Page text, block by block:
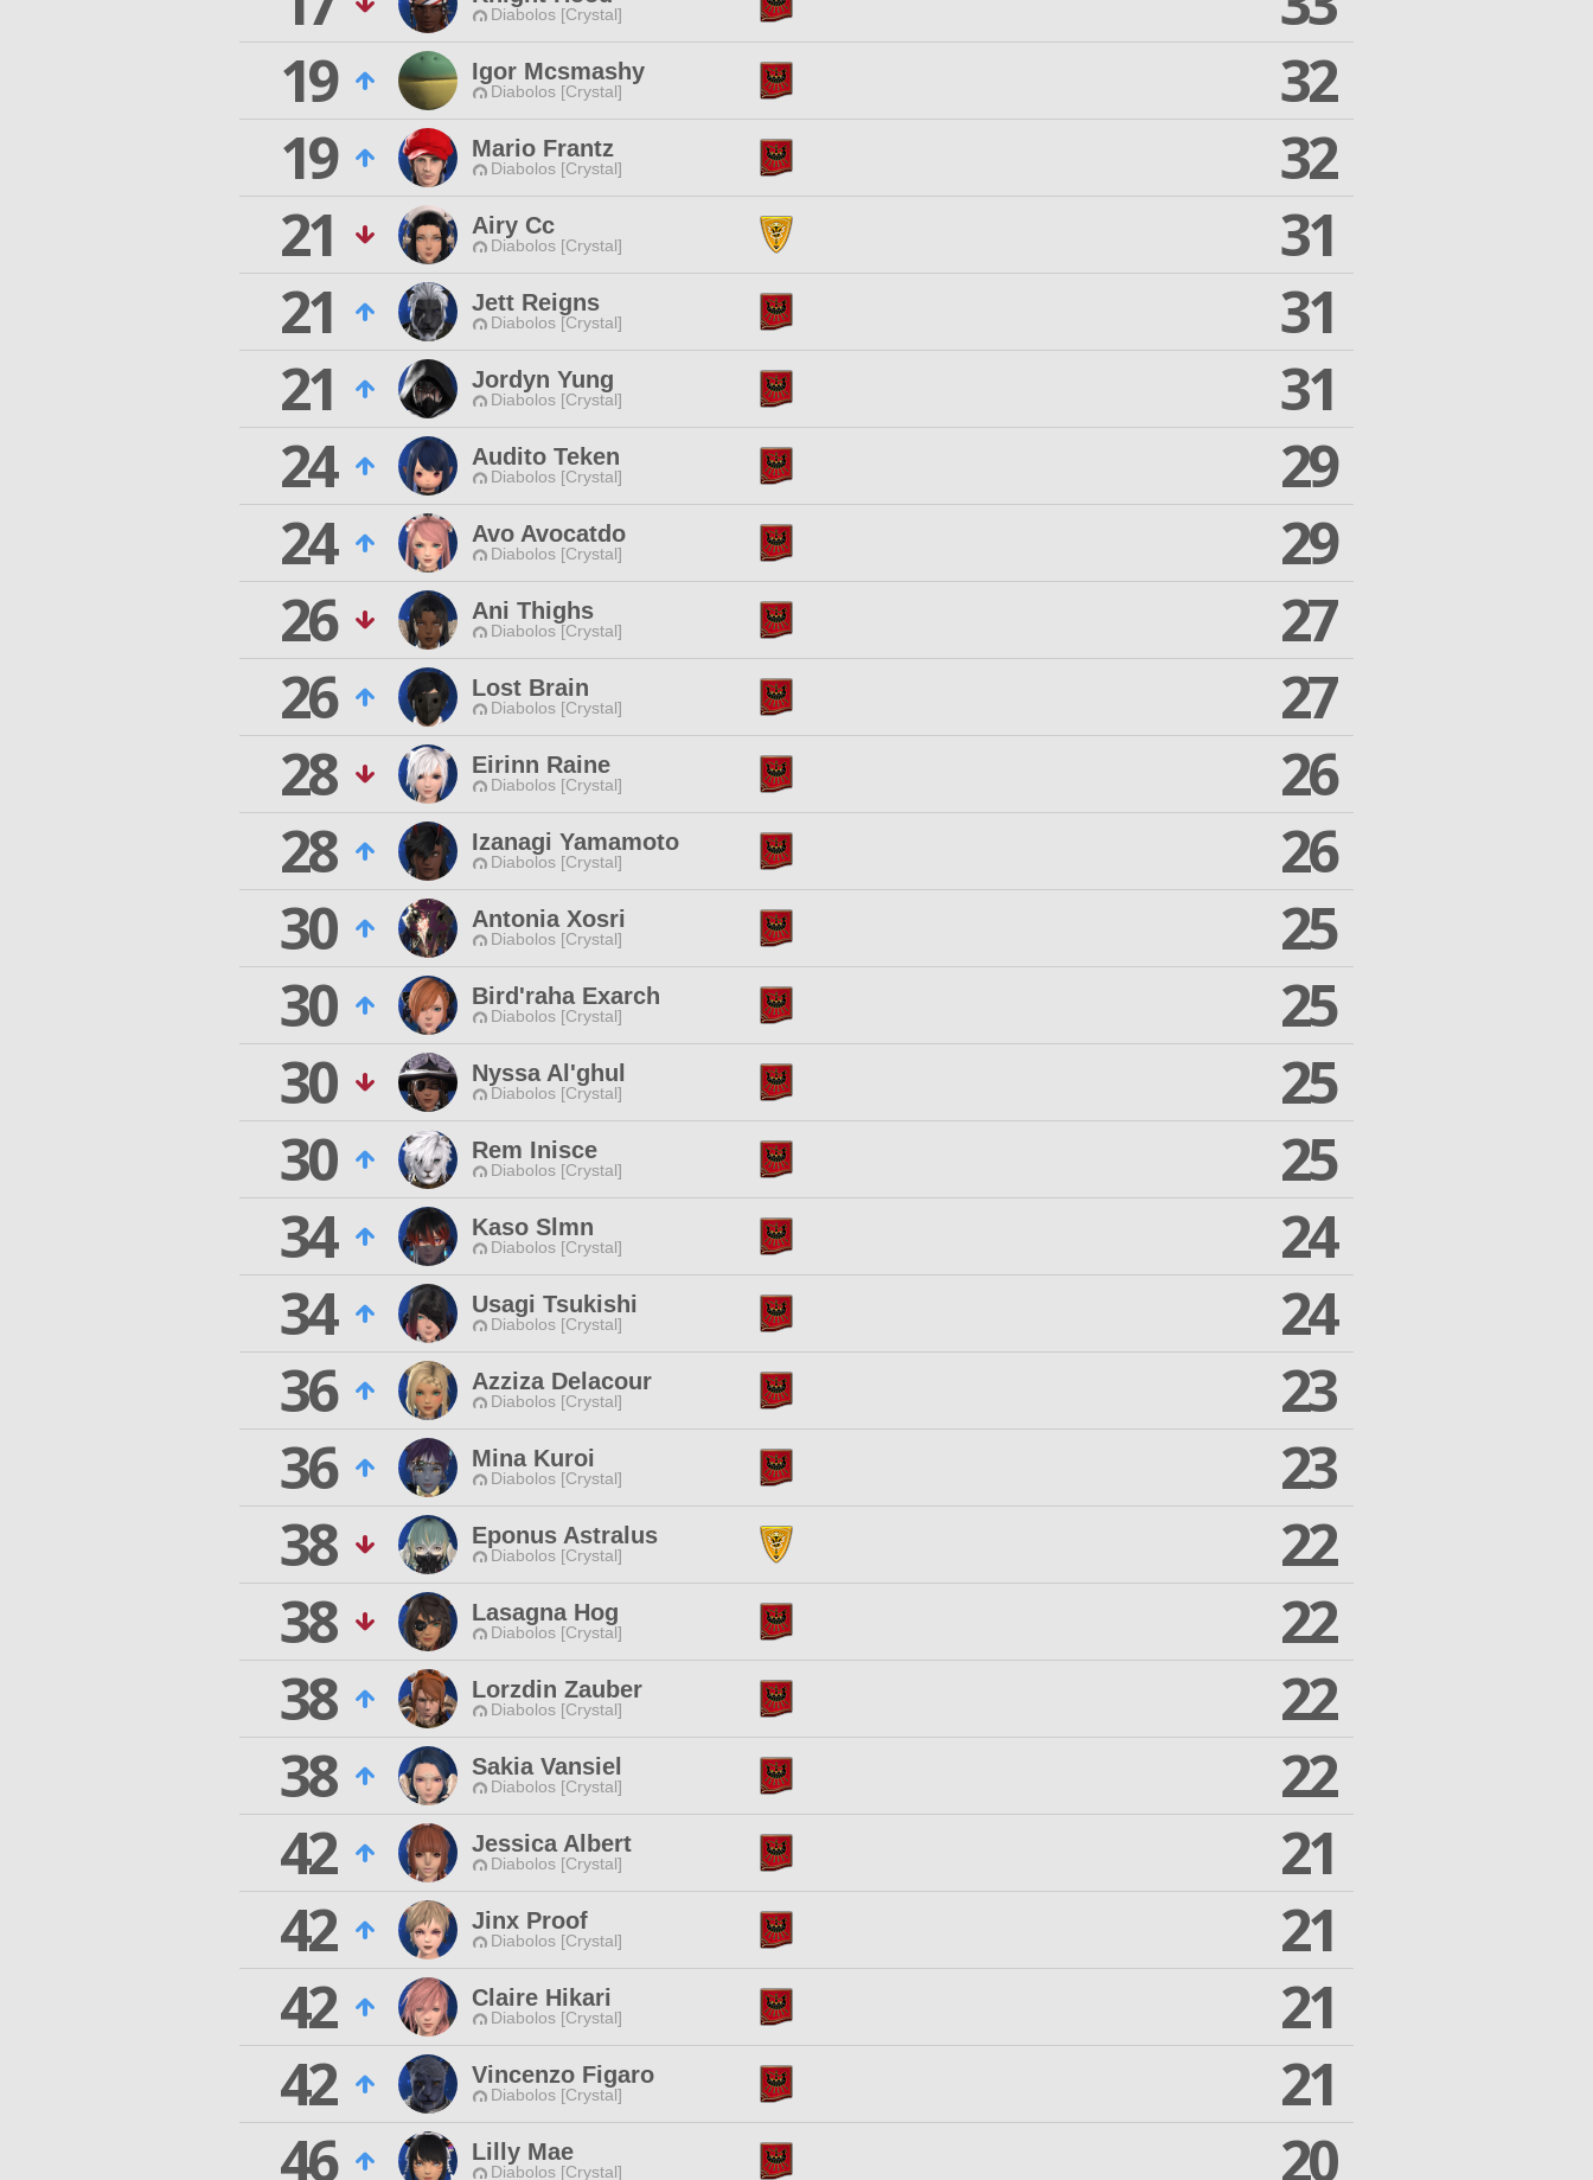
Diabolos [Crystal]
19
Igor Mcsmashy
Diabolos [Crystal]
32
19
Mario Frantz
Diabolos [Crystal]
32
21
Airy Cc
Diabolos [Crystal]
31
21
Jett Reigns
Diabolos [Crystal]
31
21
Jordyn Yung
Diabolos [Crystal]
31
24
Audito Teken
Diabolos [Crystal]
29
24
Avo Avocatdo
Diabolos [Crystal]
29
26
Ani Thighs
Diabolos [Crystal]
27
26
Lost Brain
Diabolos [Crystal]
27
28
Eirinn Raine
Diabolos [Crystal]
26
28
Izanagi Yamamoto
Diabolos [Crystal]
26
30
Antonia Xosri
Diabolos [Crystal]
25
30
Bird'raha Exarch
Diabolos [Crystal]
25
30
Nyssa Al'ghul
Diabolos [Crystal]
25
30
Rem Inisce
Diabolos [Crystal]
25
34
Kaso Slmn
Diabolos [Crystal]
24
34
Usagi Tsukishi
Diabolos [Crystal]
24
36
Azziza Delacour
Diabolos [Crystal]
23
36
Mina Kuroi
Diabolos [Crystal]
23
38
Eponus Astralus
Diabolos [Crystal]
22
38
Lasagna Hog
Diabolos [Crystal]
22
38
Lorzdin Zauber
Diabolos [Crystal]
22
38
Sakia Vansiel
Diabolos [Crystal]
22
42
Jessica Albert
Diabolos [Crystal]
21
42
Jinx Proof
Diabolos [Crystal]
21
42
Claire Hikari
Diabolos [Crystal]
21
42
Vincenzo Figaro
Diabolos [Crystal]
21
46
Lilly Mae
Diabolos [Crystal] 20